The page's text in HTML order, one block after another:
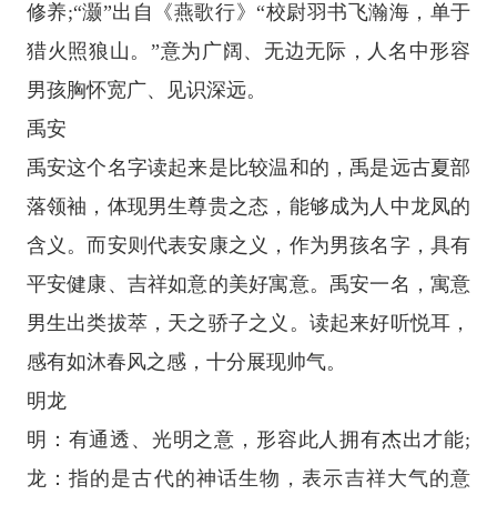
修养;“灏”出自《燕歌行》“校尉羽书飞瀚海，单于
猎火照狼山。”意为广阔、无边无际，人名中形容
男孩胸怀宽广、见识深远。
禹安
禹安这个名字读起来是比较温和的，禹是远古夏部
落领袖，体现男生尊贵之态，能够成为人中龙凤的
含义。而安则代表安康之义，作为男孩名字，具有
平安健康、吉祥如意的美好寓意。禹安一名，寓意
男生出类拔萃，天之骄子之义。读起来好听悦耳，
感有如沐春风之感，十分展现帅气。
明龙
明：有通透、光明之意，形容此人拥有杰出才能;
龙：指的是古代的神话生物，表示吉祥大气的意